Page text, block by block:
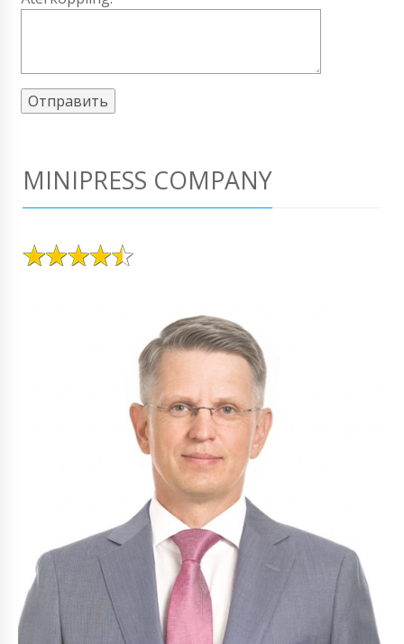
MINIPRESS COMPANY